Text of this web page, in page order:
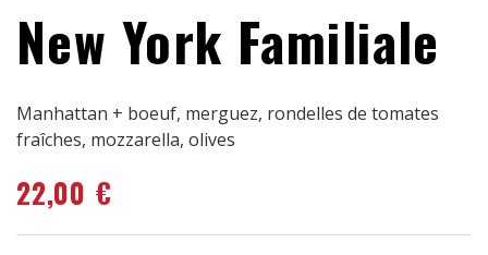
New York Familiale
Manhattan + boeuf, merguez, rondelles de tomates
fraîches, mozzarella, olives
22,00 €